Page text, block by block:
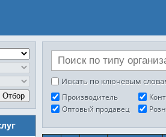
Отбор
Искать по ключевым
Производитель
Оптовый продавец